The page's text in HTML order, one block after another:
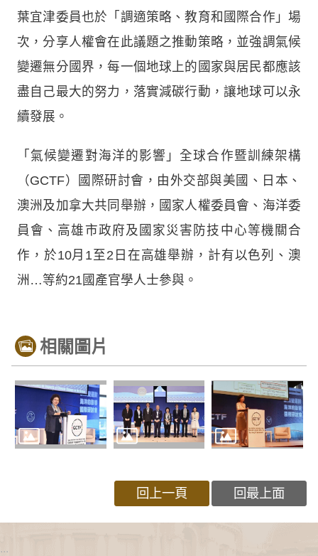
葉宜津委員也於「調適策略、教育和國際合作」場
次，分享人權會在此議題之推動策略，並強調氣候
變遷無分國界，每一個地球上的國家與居民都應該
盡自己最大的努力，落實減碳行動，讓地球可以永
續發展。
「氣候變遷對海洋的影響」全球合作暨訓練架構
（GCTF）國際研討會，由外交部與美國、日本、
澳洲及加拿大共同舉辦，國家人權委員會、海洋委
員會、高雄市政府及國家災害防技中心等機關合
作，於10月1至2日在高雄舉辦，計有以色列、澳
洲…等約21國產官學人士參與。
相關圖片
回上一頁 回最上面